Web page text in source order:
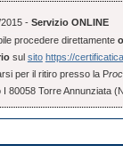
- Servizio ONLINE
procedere direttamente
sul sito https://
per il ritiro presso la P
I 80058 Torre Annunziata